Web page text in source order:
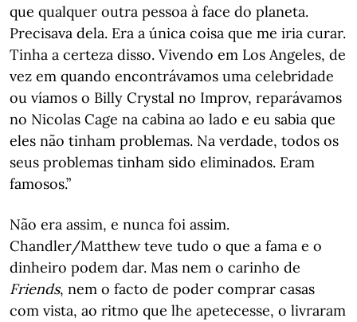
que qualquer outra pessoa à face do planeta.
Precisava dela. Era a única coisa que me iria curar.
Tinha a certeza disso. Vivendo em Los Angeles, de
vez em quando encontrávamos uma celebridade
ou víamos o Billy Crystal no Improv, reparávamos
no Nicolas Cage na cabina ao lado e eu sabia que
eles não tinham problemas. Na verdade, todos os
seus problemas tinham sido eliminados. Eram
famosos.”
Não era assim, e nunca foi assim.
Chandler/Matthew teve tudo o que a fama e o
dinheiro podem dar. Mas nem o carinho de
Friends, nem o facto de poder comprar casas
com vista, ao ritmo que lhe apetecesse, o livraram